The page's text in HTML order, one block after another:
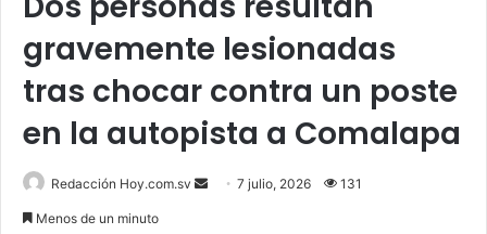
gravemente lesionadas
tras chocar contra un poste
en la autopista a Comalapa
Redacción Hoy.com.sv
Send7 julio, 2026 131
Menos de un minuto